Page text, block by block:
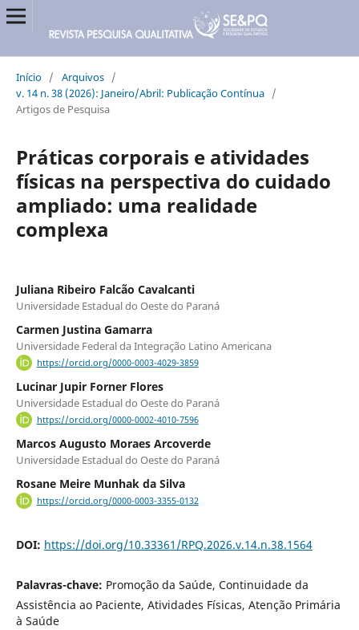
Início / Arquivos /
v. 14 n. 38 (2026): Janeiro/Abril: Publicação Contínua /
Artigos de Pesquisa
Práticas corporais e atividades
físicas na perspectiva do cuidado
ampliado: uma realidade
complexa
Juliana Ribeiro Falcão Cavalcanti
Universidade Estadual do Oeste do Paraná
Carmen Justina Gamarra
Universidade Federal da Integração Latino Americana
https://orcid.org/0000-0003-4029-3859
Lucinar Jupir Forner Flores
Universidade Estadual do Oeste do Paraná
https://orcid.org/0000-0002-4010-7596
Marcos Augusto Moraes Arcoverde
Universidade Estadual do Oeste do Paraná
Rosane Meire Munhak da Silva
https://orcid.org/0000-0003-3355-0132
DOI: https://doi.org/10.33361/RPQ.2026.v.14.n.38.1564
Palavras-chave: Promoção da Saúde, Continuidade da
Assistência ao Paciente, Atividades Físicas, Atenção Primária
à Saúde